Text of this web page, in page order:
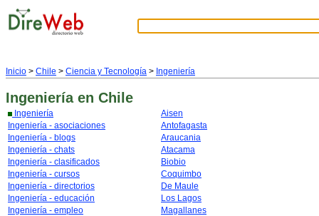
Inicio > Chile > Ciencia y Tecnología > Ingeniería
Ingeniería en Chile
Ingeniería
Ingeniería - asociaciones
Ingeniería - blogs
Ingeniería - chats
Ingeniería - clasificados
Ingeniería - cursos
Ingeniería - directorios
Ingeniería - educación
Ingeniería - empleo
Aisen
Antofagasta
Araucania
Atacama
Biobio
Coquimbo
De Maule
Los Lagos
Magallanes